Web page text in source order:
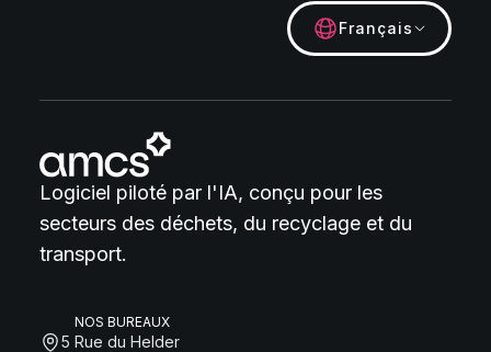
Français
Logiciel piloté par l'IA, conçu pour les
secteurs des déchets, du recyclage et du
transport.
NOS BUREAUX
5 Rue du Helder